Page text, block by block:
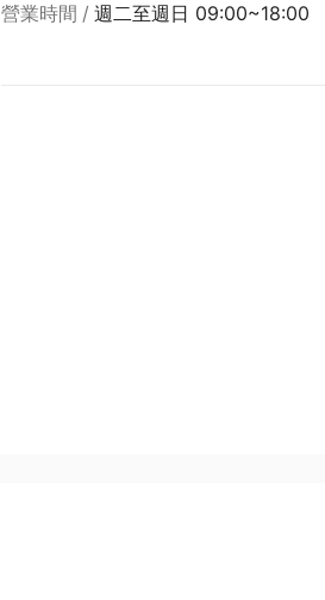
營業時間 週二至週日 09:00~18:00